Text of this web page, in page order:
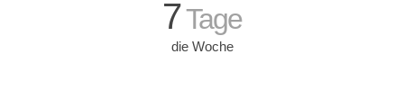
7Tage
die Woche